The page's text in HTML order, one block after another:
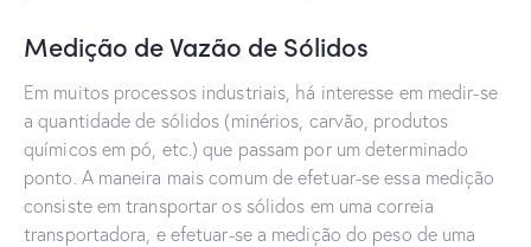
Medição de Vazão de Sólidos
Em muitos processos industriais, há interesse em medir-se
a quantidade de sólidos (minérios, carvão, produtos
químicos em pó, etc.) que passam por um determinado
ponto. A maneira mais comum de efetuar-se essa medição
consiste em transportar os sólidos em uma correia
transportadora, e efetuar-se a medição do peso de uma